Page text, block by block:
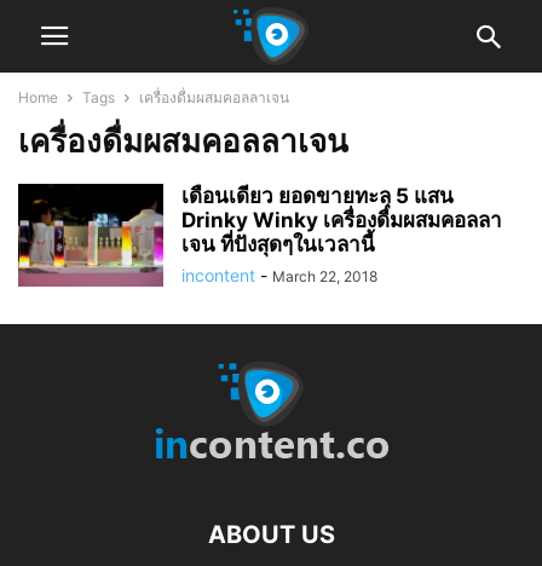
Home Tags เครื่องดื่มผสมคอลลาเจน
เครื่องดื่มผสมคอลลาเจน
เดือนเดียว ยอดขายทะลุ 5 แสน
Drinky Winky เครื่องดื่มผสมคอลลา
เจน ที่ปังสุดๆในเวลานี้
incontent - March 22, 2018
ABOUT US